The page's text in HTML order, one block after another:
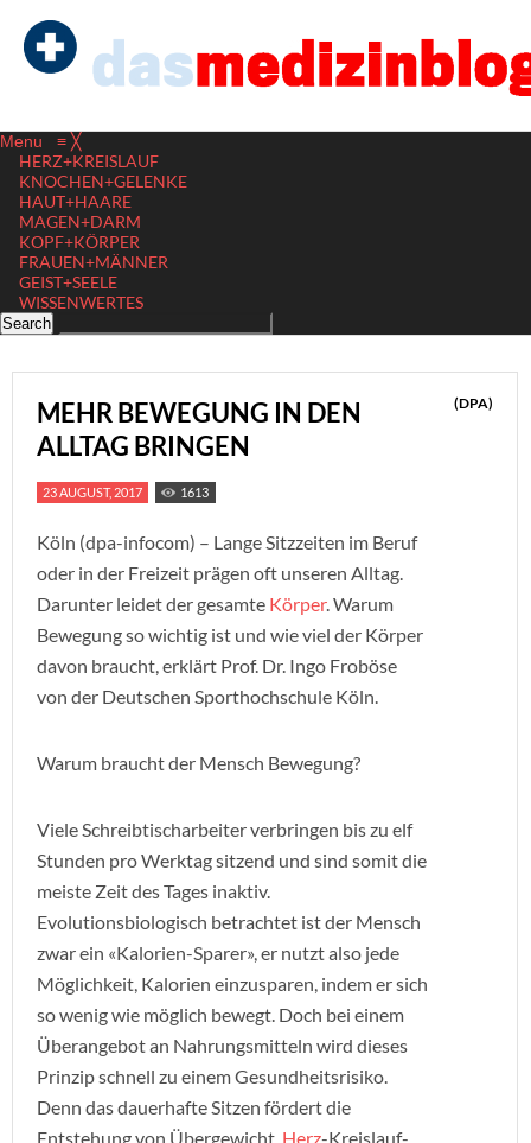
Menu ≡ ╳
HERZ+KREISLAUF
KNOCHEN+GELENKE
HAUT+HAARE
MAGEN+DARM
KOPF+KÖRPER
FRAUEN+MÄNNER
GEIST+SEELE
WISSENWERTES
MEHR BEWEGUNG IN DEN
ALLTAG BRINGEN
(DPA)
23 AUGUST, 2017 1613
Köln (dpa-infocom) – Lange Sitzzeiten im Beruf
oder in der Freizeit prägen oft unseren Alltag.
Darunter leidet der gesamte Körper. Warum
Bewegung so wichtig ist und wie viel der Körper
davon braucht, erklärt Prof. Dr. Ingo Froböse
von der Deutschen Sporthochschule Köln.
Warum braucht der Mensch Bewegung?
Viele Schreibtischarbeiter verbringen bis zu elf
Stunden pro Werktag sitzend und sind somit die
meiste Zeit des Tages inaktiv.
Evolutionsbiologisch betrachtet ist der Mensch
zwar ein «Kalorien-Sparer», er nutzt also jede
Möglichkeit, Kalorien einzusparen, indem er sich
so wenig wie möglich bewegt. Doch bei einem
Überangebot an Nahrungsmitteln wird dieses
Prinzip schnell zu einem Gesundheitsrisiko.
Denn das dauerhafte Sitzen fördert die
Entstehung von Übergewicht, Herz-Kreislauf-